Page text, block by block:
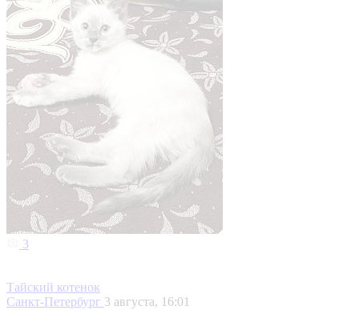
3
Тайский котенок
Санкт-Петербург 3 августа, 16:01